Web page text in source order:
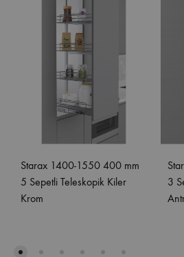
Starax 1400-1550 400 mm
5 Sepetli Teleskopik Kiler
Krom
3